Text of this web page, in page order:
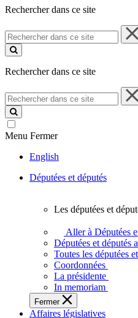
Rechercher dans ce site
Rechercher
dans
ce
Rechercher dans ce site
Rechercher
dans
ce
site
Menu Fermer
English
Députées et députés
députées
députés
vous
représentent
sein
de
Les députées et
Aller à Députées
Députées et députés
Toutes les députées
Coordonnées
La présidente
In memoriam
Fermer
Affaires législatives